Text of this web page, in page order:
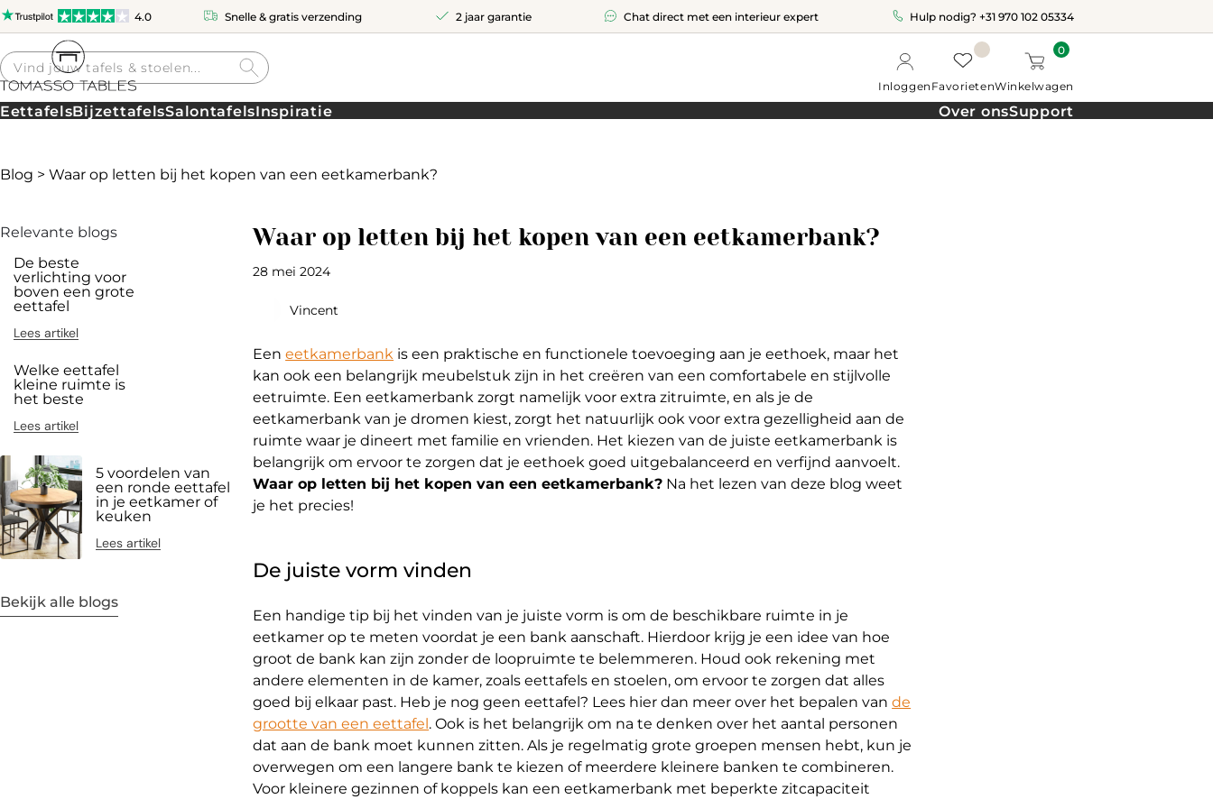
4.0 Snelle & gratis verzending 2 jaar garantie Chat direct met een interieur expert Hulp nodig? +31 970 102 05334
Producten
zoeken
InloggenFavorieten
0
Winkelwagen
EettafelsBijzettafelsSalontafelsInspiratie Over onsSupport
Blog > Waar op letten bij het kopen van een eetkamerbank?
Relevante blogs
De beste
verlichting voor
boven een grote
eettafel
Lees artikel
Welke eettafel
kleine ruimte is
het beste
Lees artikel
5 voordelen van
een ronde eettafel
in je eetkamer of
keuken
Lees artikel
Bekijk alle blogs
Waar op letten bij het kopen van een eetkamerbank?
28 mei 2024
Vincent
Eeneetkamerbank is een praktische en functionele toevoeging aan je eethoek, maar het
kan ook een belangrijk meubelstuk zijn in het creëren van een comfortabele en stijlvolle
eetruimte. Een eetkamerbank zorgt namelijk voor extra zitruimte, en als je de
eetkamerbank van je dromen kiest, zorgt het natuurlijk ook voor extra gezelligheid aan de
ruimte waar je dineert met familie en vrienden. Het kiezen van de juiste eetkamerbank is
belangrijk om ervoor te zorgen dat je eethoek goed uitgebalanceerd en verfijnd aanvoelt.
Waar op letten bij het kopen van een eetkamerbank? Na het lezen van deze blog weet
je het precies!
De juiste vorm vinden
Een handige tip bij het vinden van je juiste vorm is om de beschikbare ruimte in je
eetkamer op te meten voordat je een bank aanschaft. Hierdoor krijg je een idee van hoe
groot de bank kan zijn zonder de loopruimte te belemmeren. Houd ook rekening met
andere elementen in de kamer, zoals eettafels en stoelen, om ervoor te zorgen dat alles
goed bij elkaar past. Heb je nog geen eettafel? Lees hier dan meer over het bepalen vande
grootte van een eettafel. Ook is het belangrijk om na te denken over het aantal personen
dat aan de bank moet kunnen zitten. Als je regelmatig grote groepen mensen hebt, kun je
overwegen om een langere bank te kiezen of meerdere kleinere banken te combineren.
Voor kleinere gezinnen of koppels kan een eetkamerbank met beperkte zitcapaciteit